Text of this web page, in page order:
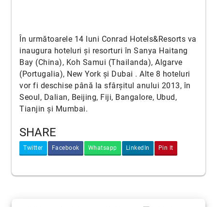
În următoarele 14 luni Conrad Hotels&Resorts va
inaugura hoteluri și resorturi în Sanya Haitang
Bay (China), Koh Samui (Thailanda), Algarve
(Portugalia), New York și Dubai . Alte 8 hoteluri
vor fi deschise până la sfârșitul anului 2013, în
Seoul, Dalian, Beijing, Fiji, Bangalore, Ubud,
Tianjin și Mumbai.
SHARE
Twitter Facebook Whatsapp LinkedIn Pin It